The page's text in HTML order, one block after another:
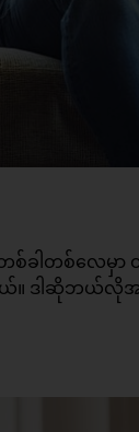
စ်ခါတစ်လေမှ
ယ်။ ဒါဆိုဘယ်လို